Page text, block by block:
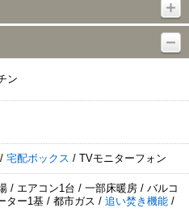
ン
宅配ボックス / TVモニターフォン
/ エアコン1台 / 一部床暖房 / バルコ
ター1基 / 都市ガス / 追い焚き機能 /